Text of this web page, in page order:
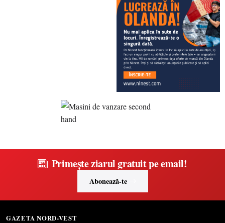
Primește ziarul gratuit pe email!
Abonează-te
GAZETA NORD-VEST